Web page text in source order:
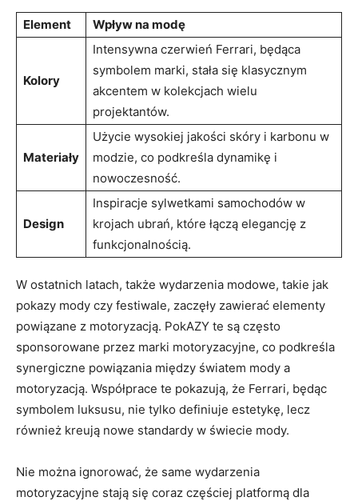
Element Wpływ na modę
Kolory
Intensywna czerwień Ferrari,‍ będąca
symbolem marki, stała się ⁢klasycznym
akcentem‍ w kolekcjach⁢ wielu
⁤projektantów.
Materiały
Użycie wysokiej jakości skóry i ⁣karbonu w
⁣modzie, co podkreśla dynamikę i
‌nowoczesność.
Design
Inspiracje‍ sylwetkami samochodów w ​
krojach ubrań, które ⁤łączą⁤ elegancję​ z
⁢funkcjonalnością.
W ostatnich latach, także wydarzenia modowe, takie jak‌
pokazy​ mody czy festiwale, ⁤zaczęły zawierać elementy
‍powiązane​ z ⁢motoryzacją. ⁢PokAZY te są ​często
sponsorowane‍ przez marki⁣ motoryzacyjne, co ⁤podkreśla
synergiczne powiązania⁢ między światem⁢ mody a
motoryzacją. ​Współprace⁢ te⁣ pokazują,⁢ że Ferrari, będąc
symbolem ⁢luksusu, ​nie ‌tylko definiuje estetykę, lecz​
również kreują nowe‍ standardy ​w świecie mody.
Nie można ignorować, ⁢że same wydarzenia
⁢motoryzacyjne⁣ stają się coraz częściej platformą dla​